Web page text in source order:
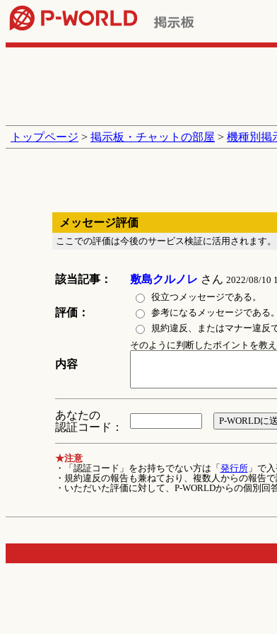
トップページ > 掲示板・チャットの部屋 > 機種別掲
メッセージ評価
ここでの評価は今後のサービス検証に活用されます。
該当記事： 敷島クルノレ さん 2022/08/10
評価：
役立つメッセージである。
参考になるメッセージである。
規約違反、またはマナー違反
内容
そのように判断したポイントを教
あなたの
認証コード：
★注意
・「認証コード」をお持ちでない方は「 発行所」で入
・規約違反の報告も兼ねており、複数人からの報告で
・いただいた評価に対して、P-WORLDからの個別回